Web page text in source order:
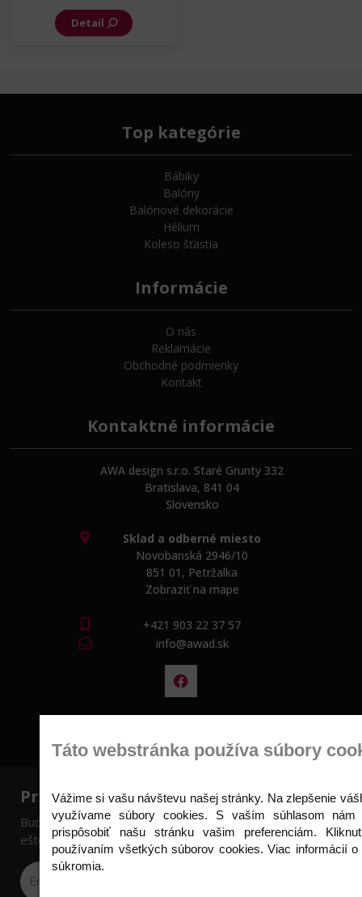
Detail
Top kategórie
Bábiky
Balóny
Balónové dekorácie
Hélium
Koleso šťastia
Informácie
O nás
Reklamácie
Obchodné podmienky
Kontakt
Kontaktné informácie
AWA design s.r.o. Staré Grunty 332
Bratislava, 841 04
Slovensko
Sklad a odberné miesto
Novobanská 2946/10
851 01, Petržalka
Zobraziť na mape
+421 903 22 37 57
info@awad.sk
Prihláste sa na odber noviniek
Buďte prvý, kto to vie. Zaregistrujte sa na odber noviniek
ešte dnes
Táto webstránka používa súbory
Vážime si vašu návštevu našej stránky. Na zlepšenie
využívame súbory cookies. S vaším súhlasom
prispôsobiť našu stránku vašim preferenciám.
používaním všetkých súborov cookies. Viac informácií
súkromia.